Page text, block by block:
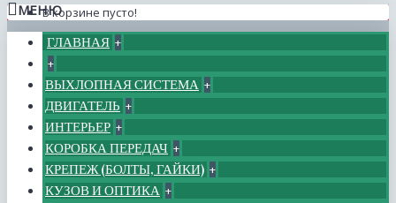
В корзине пусто!
МЕНЮ
ГЛАВНАЯ +
+
ВЫХЛОПНАЯ СИСТЕМА +
ДВИГАТЕЛЬ +
ИНТЕРЬЕР +
КОРОБКА ПЕРЕДАЧ +
КРЕПЕЖ (БОЛТЫ, ГАЙКИ) +
КУЗОВ И ОПТИКА +